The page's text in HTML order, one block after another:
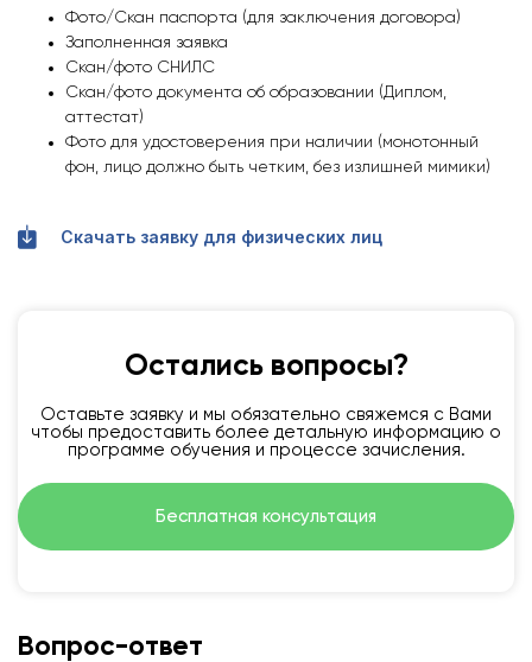
Фото/Скан паспорта (для заключения договора)
Заполненная заявка
Скан/фото СНИЛС
Скан/фото документа об образовании (Диплом,
аттестат)
Фото для удостоверения при наличии (монотонный
фон, лицо должно быть четким, без излишней мимики)
Скачать заявку для физических лиц
Остались вопросы?
Оставьте заявку и мы обязательно свяжемся с Вами
чтобы предоставить более детальную информацию о
программе обучения и процессе зачисления.
Бесплатная консультация
Вопрос-ответ